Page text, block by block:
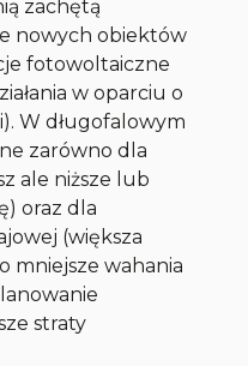
zachętą
nowych obiektów
fotowoltaiczne
w oparciu o
W długofalowym
zarówno dla
ale niższe lub
oraz dla
(większa
mniejsze wahania
straty